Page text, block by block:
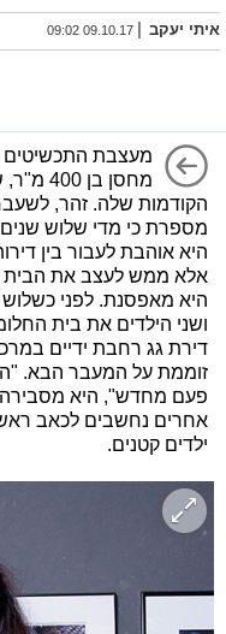
איתי יעקב |
09.10.17 09:02
מעצבת התכשיטים
מחסן
הקודמות שלה. זהר, לשעבר
היא אוהבת לעבור בין
אלא ממש לעצב את הבית
היא מאפסנת. לפני
ושני הילדים את בית
דירת גג רחבת ידיים
זוממת על המעבר הבא.
פעם מחדש", היא מסבירה
אחרים נחשבים לכאב
ילדים קטנים.